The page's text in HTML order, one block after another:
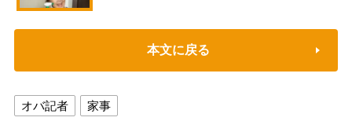
本文に戻る
オバ記者 家事